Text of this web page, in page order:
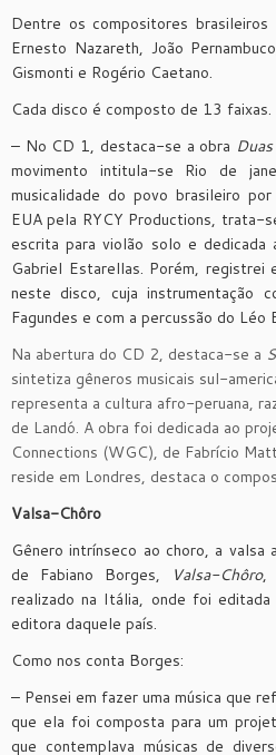
Dentre os compositores
Ernesto Nazareth, João
Gismonti e Rogério Caetano.
Cada disco é composto de 13
– No CD 1, destaca-se a obra
movimento intitula-se Rio de
musicalidade do povo brasileiro
EUA pela RYCY Productions, trata-
escrita para violão solo e dedicada
Gabriel Estarellas. Porém,
neste disco, cuja instrumentação
Fagundes e com a percussão do Léo
Na abertura do CD 2, destaca-se a
sintetiza gêneros musicais sul-
representa a cultura afro-peruana,
de Landó. A obra foi dedicada ao
Connections (WGC), de Fabrício
reside em Londres, destaca o
Valsa-Chôro
Gênero intrínseco ao choro, a valsa
de Fabiano Borges,
Valsa-Chôro,
realizado na Itália, onde foi
editora daquele país.
Como nos conta Borges:
– Pensei em fazer uma música que
que ela foi composta para um
que contemplava músicas de